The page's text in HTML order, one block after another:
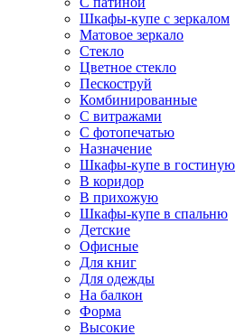
Шкафы-купе с зеркалом
Матовое зеркало
Стекло
Цветное стекло
Пескоструй
Комбинированные
С витражами
С фотопечатью
Назначение
Шкафы-купе в гостиную
В коридор
В прихожую
Шкафы-купе в спальню
Детские
Офисные
Для книг
Для одежды
На балкон
Форма
Высокие